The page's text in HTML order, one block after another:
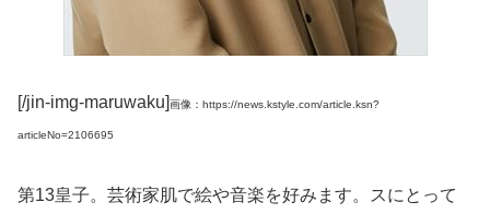
[/jin-img-maruwaku]画像：https://news.kstyle.com/article.ksn?
articleNo=2106695
第13皇子。芸術家肌で絵や音楽を好みます。スにとって